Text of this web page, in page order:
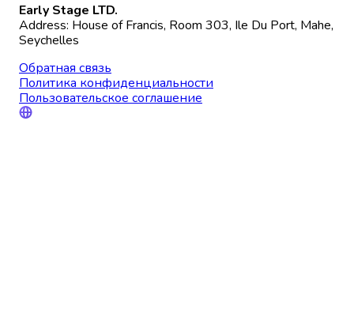
Early Stage LTD.
Address: House of Francis, Room 303, Ile Du Port, Mahe,
Seychelles
Обратная связь
Политика конфиденциальности
Пользовательское соглашение